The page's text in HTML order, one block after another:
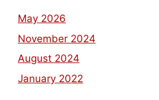
May 2026
November 2024
August 2024
January 2022